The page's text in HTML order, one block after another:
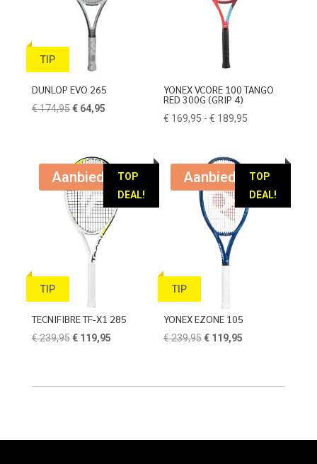
TIP
DUNLOP EVO 265
€174,95 Oorspronkelijke
€ 174,95.
€64,95Huidige
€ 64,95.
YONEX VCORE 100 TANGO
RED 300G (GRIP 4)
€ 169,95 - € 189,95
€ 189,95
TOP
DEAL!
TIP
Aanbieding!
TECNIFIBRE TF-X1 285
€239,95 Oorspronkelijke
€119,95Huidige
TOP
DEAL!
TIP
Aanbieding!
YONEX EZONE 105
€239,95Oorspronkelijke
€ 119,95